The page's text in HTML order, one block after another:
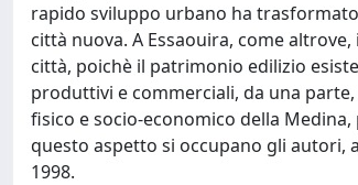
rapido sviluppo urbano ha
città nuova. A Essaouira, come
città, poichè il patrimonio edilizio
produttivi e commerciali, da una
fisico e socio-economico della
questo aspetto si occupano gli autori,
1998.